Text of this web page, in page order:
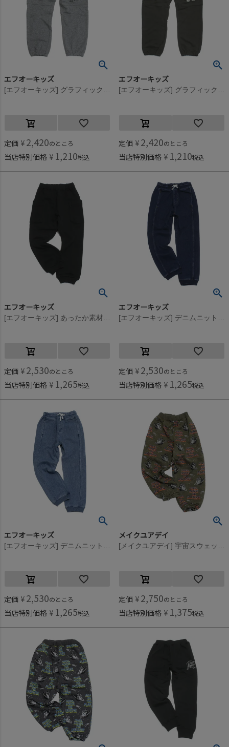
エフオーキッズ
定価 ¥ 2,420のところ
当店特別価格 ¥ 1,210税込
エフオーキッズ
定価 ¥ 2,420のところ
当店特別価格 ¥ 1,210税込
エフオーキッズ
定価 ¥ 2,530のところ
当店特別価格 ¥ 1,265税込
エフオーキッズ
定価 ¥ 2,530のところ
当店特別価格 ¥ 1,265税込
エフオーキッズ
定価 ¥ 2,530のところ
当店特別価格 ¥ 1,265税込
メイクユアデイ
定価 ¥ 2,750のところ
当店特別価格 ¥ 1,375税込